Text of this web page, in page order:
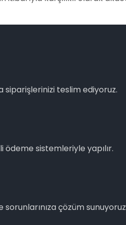
siparişlerinizi teslim ediyoruz.
ödeme sistemleriyle yapılır.
çözüm